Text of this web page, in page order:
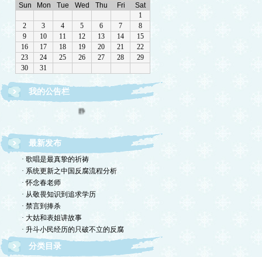
我的公告栏
静
最新发布
· 歌唱是最真挚的祈祷
· 系统更新之中国反腐流程分析
· 怀念春老师
· 从敬畏知识到追求学历
· 禁言到捧杀
· 大姑和表姐讲故事
· 升斗小民经历的只破不立的反腐
分类目录